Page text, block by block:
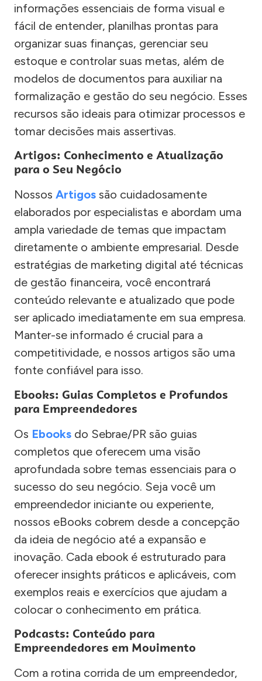
informações essenciais de forma visual e
fácil de entender, planilhas prontas para
organizar suas finanças, gerenciar seu
estoque e controlar suas metas, além de
modelos de documentos para auxiliar na
formalização e gestão do seu negócio. Esses
recursos são ideais para otimizar processos e
tomar decisões mais assertivas.
Artigos: Conhecimento e Atualização
para o Seu Negócio
Nossos Artigos são cuidadosamente
elaborados por especialistas e abordam uma
ampla variedade de temas que impactam
diretamente o ambiente empresarial. Desde
estratégias de marketing digital até técnicas
de gestão financeira, você encontrará
conteúdo relevante e atualizado que pode
ser aplicado imediatamente em sua empresa.
Manter-se informado é crucial para a
competitividade, e nossos artigos são uma
fonte confiável para isso.
Ebooks: Guias Completos e Profundos
para Empreendedores
Os Ebooks do Sebrae/PR são guias
completos que oferecem uma visão
aprofundada sobre temas essenciais para o
sucesso do seu negócio. Seja você um
empreendedor iniciante ou experiente,
nossos eBooks cobrem desde a concepção
da ideia de negócio até a expansão e
inovação. Cada ebook é estruturado para
oferecer insights práticos e aplicáveis, com
exemplos reais e exercícios que ajudam a
colocar o conhecimento em prática.
Podcasts: Conteúdo para
Empreendedores em Movimento
Com a rotina corrida de um empreendedor,